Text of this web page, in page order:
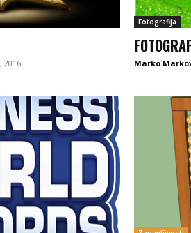
2016
Fotografija
Marko